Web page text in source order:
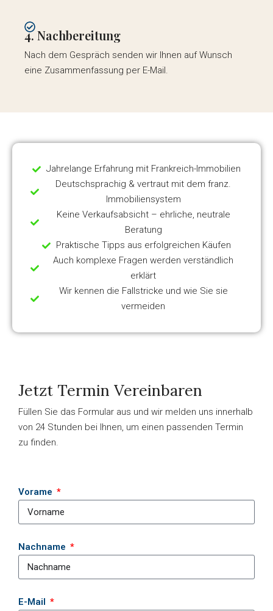
4. Nachbereitung
Nach dem Gespräch senden wir Ihnen auf Wunsch
eine Zusammenfassung per E-Mail.
Jahrelange Erfahrung mit Frankreich-Immobilien
Deutschsprachig & vertraut mit dem franz.
Immobiliensystem
Keine Verkaufsabsicht – ehrliche, neutrale
Beratung
Praktische Tipps aus erfolgreichen Käufen
Auch komplexe Fragen werden verständlich
erklärt
Wir kennen die Fallstricke und wie Sie sie
vermeiden
Jetzt Termin Vereinbaren
Füllen Sie das Formular aus und wir melden uns innerhalb
von 24 Stunden bei Ihnen, um einen passenden Termin
zu finden.
Vorame
Nachname
E-Mail